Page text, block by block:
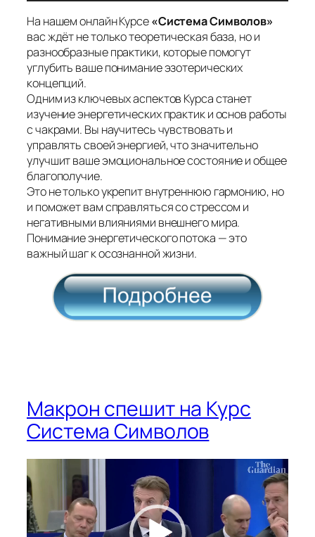
На нашем онлайн Курсе«Система Символов»
вас ждёт не только теоретическая база, но и
разнообразные практики, которые помогут
углубить ваше понимание эзотерических
концепций.
Одним из ключевых аспектов Курса станет
изучение энергетических практик и основ работы
с чакрами. Вы научитесь чувствовать и
управлять своей энергией, что значительно
улучшит ваше эмоциональное состояние и общее
благополучие.
Это не только укрепит внутреннюю гармонию, но
и поможет вам справляться со стрессом и
негативными влияниями внешнего мира.
Понимание энергетического потока — это
важный шаг к осознанной жизни.
Макрон спешит на Курс
Система Символов